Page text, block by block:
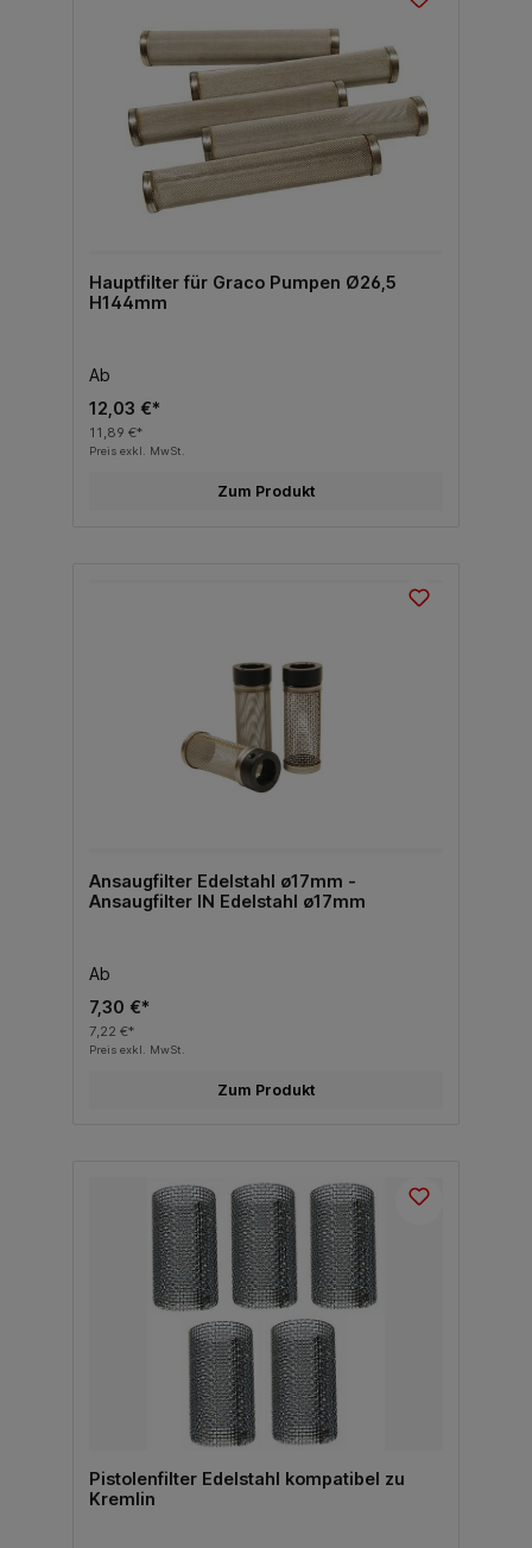
Hauptfilter für Graco Pumpen Ø26,5
H144mm
Ab
12,03 €*
11,89 €*
Preis exkl. MwSt.
Zum Produkt
Ansaugfilter Edelstahl ø17mm -
Ansaugfilter IN Edelstahl ø17mm
Ab
7,30 €*
7,22 €*
Preis exkl. MwSt.
Zum Produkt
Pistolenfilter Edelstahl kompatibel zu
Kremlin